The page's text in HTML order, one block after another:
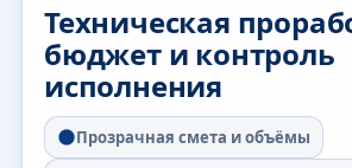
Техническая
бюджет и контроль
исполнения
Прозрачная смета и объёмы